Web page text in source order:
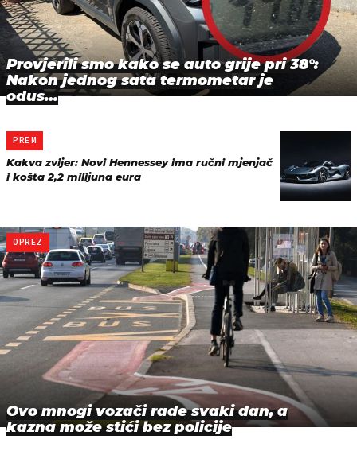
Provjerili smo kako se auto grije pri 38°:
Nakon jednog sata termometar je
odus…
PREM
Kakva zvijer: Novi Hennessey ima ručni mjenjač
i košta 2,2 milijuna eura
OPREZ
Ovo mnogi vozači rade svaki dan, a
kazna može stići bez policije